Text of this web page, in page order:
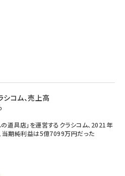
シコム、売上高
道具店」を運営するクラシコム、2021年
期純利益は5億7099万円だった